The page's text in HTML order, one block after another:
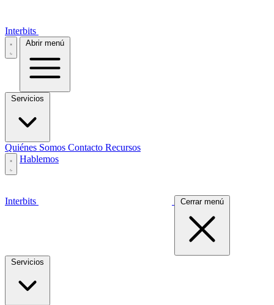
Interbits
Abrir menú
Servicios
Quiénes Somos Contacto Recursos
Hablemos
Interbits Cerrar menú
Servicios